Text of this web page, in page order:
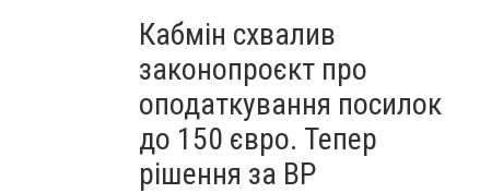
Кабмін схвалив
законопроєкт про
оподаткування посилок
до 150 євро. Тепер
рішення за ВР